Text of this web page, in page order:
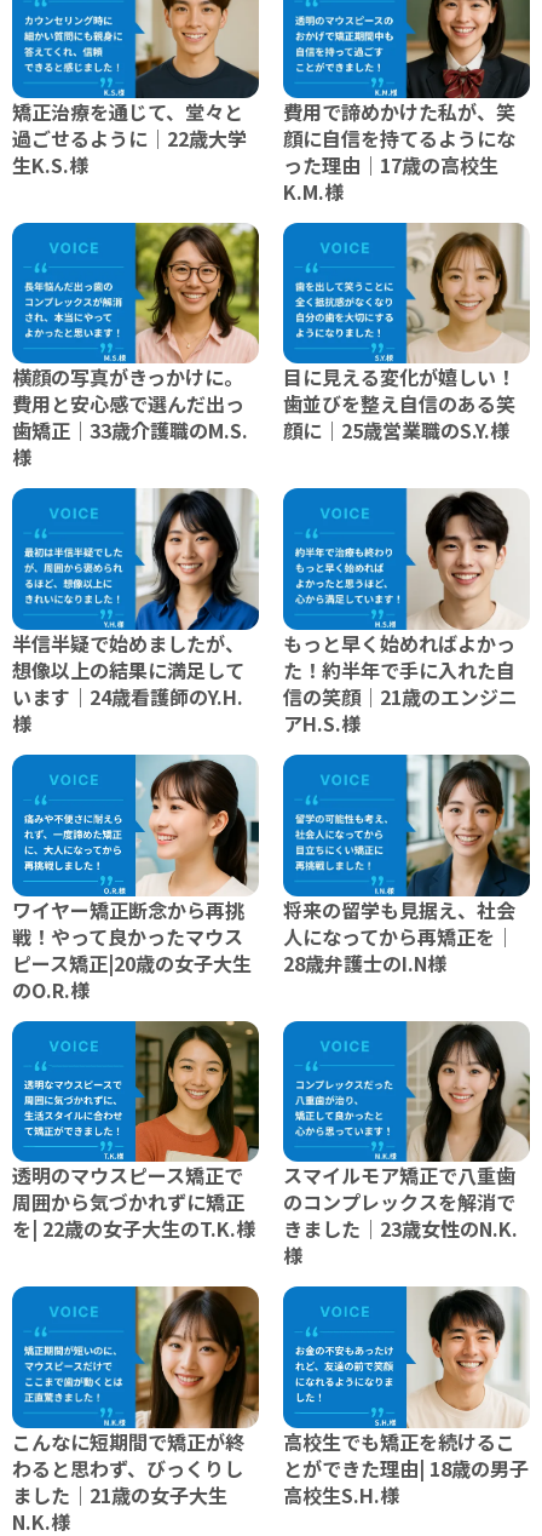
矯正治療を通じて、堂々と
過ごせるように｜22歳大学
生K.S.様
費用で諦めかけた私が、笑
顔に自信を持てるようにな
った理由｜17歳の高校生
K.M.様
横顔の写真がきっかけに。
費用と安心感で選んだ出っ
歯矯正｜33歳介護職のM.S.
様
目に見える変化が嬉しい！
歯並びを整え自信のある笑
顔に｜25歳営業職のS.Y.様
半信半疑で始めましたが、
想像以上の結果に満足して
います｜24歳看護師のY.H.
様
もっと早く始めればよかっ
た！約半年で手に入れた自
信の笑顔｜21歳のエンジニ
アH.S.様
ワイヤー矯正断念から再挑
戦！やって良かったマウス
ピース矯正|20歳の女子大生
のO.R.様
将来の留学も見据え、社会
人になってから再矯正を｜
28歳弁護士のI.N様
透明のマウスピース矯正で
周囲から気づかれずに矯正
を| 22歳の女子大生のT.K.様
スマイルモア矯正で八重歯
のコンプレックスを解消で
きました｜23歳女性のN.K.
様
こんなに短期間で矯正が終
わると思わず、びっくりし
ました｜21歳の女子大生
N.K.様
高校生でも矯正を続けるこ
とができた理由| 18歳の男子
高校生S.H.様